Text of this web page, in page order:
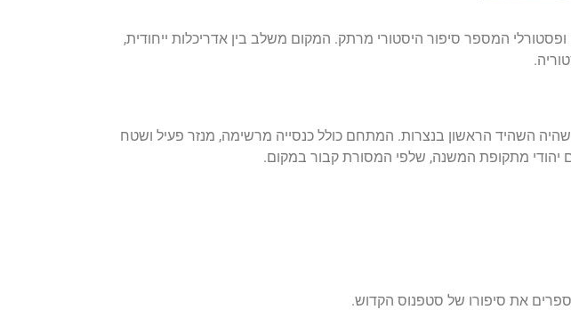
המספר סיפור היסטורי מרתק. המקום משלב בין אדריכלות ייחודית,
השהיד הראשון בנצרות. המתחם כולל כנסייה מרשימה, מנזר פעיל ושטח
יהודי מתקופת המשנה, שלפי המסורת קבור במקום.
את סיפורו של סטפנוס הקדוש.